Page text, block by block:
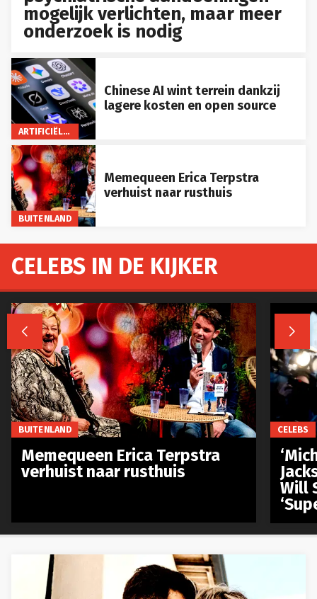
mogelijk verlichten, maar meer
onderzoek is nodig
ARTIFICIËLE INTELLIGENTIE
Chinese AI wint terrein dankzij
lagere kosten en open source
BUITENLAND
Memequeen Erica Terpstra
verhuist naar rusthuis
CELEBS IN DE KIJKER
 
BUITENLAND
Memequeen Erica Terpstra
verhuist naar rusthuis
CELEBS
Will